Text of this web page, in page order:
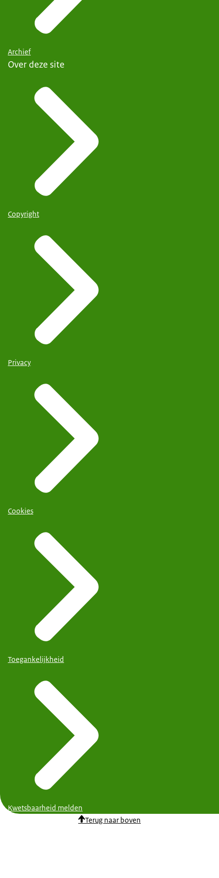
Archief
Over deze site
Copyright
Privacy
Cookies
Toegankelijkheid
Kwetsbaarheid melden
Terug naar boven